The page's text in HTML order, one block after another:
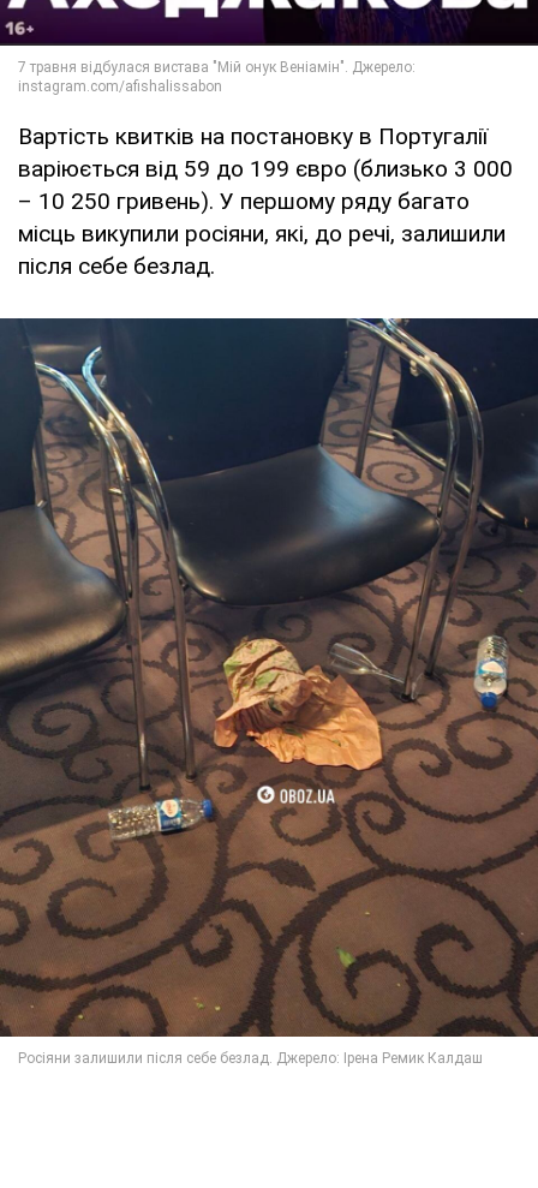
Вартість квитків на постановку в Португалії
варіюється від 59 до 199 євро (близько 3 000
– 10 250 гривень). У першому ряду багато
місць викупили росіяни, які, до речі, залишили
після себе безлад.